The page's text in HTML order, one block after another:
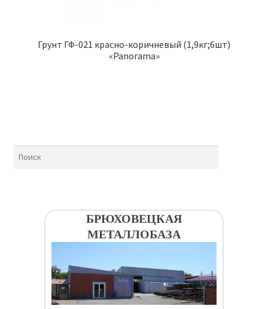
Грунт ГФ-021 красно-коричневый (1,9кг;6шт)
«Panorama»
БРЮХОВЕЦКАЯ
МЕТАЛЛОБАЗА